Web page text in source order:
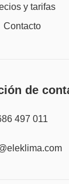
y tarifas
Contacto
de
497 011